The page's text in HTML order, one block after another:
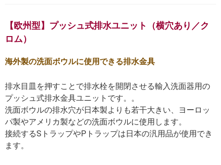
【欧州型】プッシュ式排水ユニット（横穴あり／ク
ロム）
海外製の洗面ボウルに使用できる排水金具
排水目皿を押すことで排水栓を開閉させる輸入洗面器用の
プッシュ式排水金具ユニットです。。
洗面ボウルの排水穴が日本製よりも若干大きい、ヨーロッ
パ製やアメリカ製などの洗面ボウルに使用します。
接続するSトラップやPトラップは日本の汎用品が使用でき
ます。